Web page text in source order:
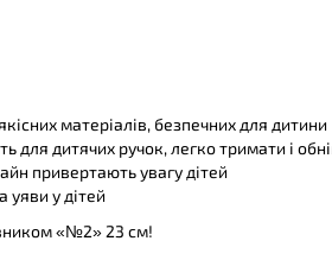
матеріалів, безпечних для дитини
для дитячих ручок, легко тримати і
привертають увагу дітей
уяви у дітей
«№2» 23 см!